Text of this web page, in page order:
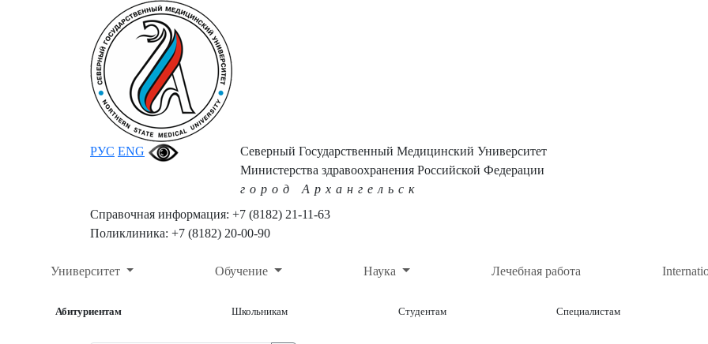
РУС ENG
Северный Государственный Медицинский Университет
Министерства здравоохранения Российской Федерации
город Архангельск
Справочная информация: +7 (8182) 21-11-63
Поликлиника: +7 (8182) 20-00-90
Университет Обучение Наука Лечебная работа
Абитуриентам Школьникам Студентам Специалистам